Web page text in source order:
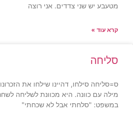
מטעבע יש שני צדדים. אני רוצה
קרא עוד »
סליחה
ס=סליחה סילחו, דהיינו שילחו את
מילה עם כוונה. היא מכוונת לשליחה
במשפט: "סלחתי אבל לא שכחתי"